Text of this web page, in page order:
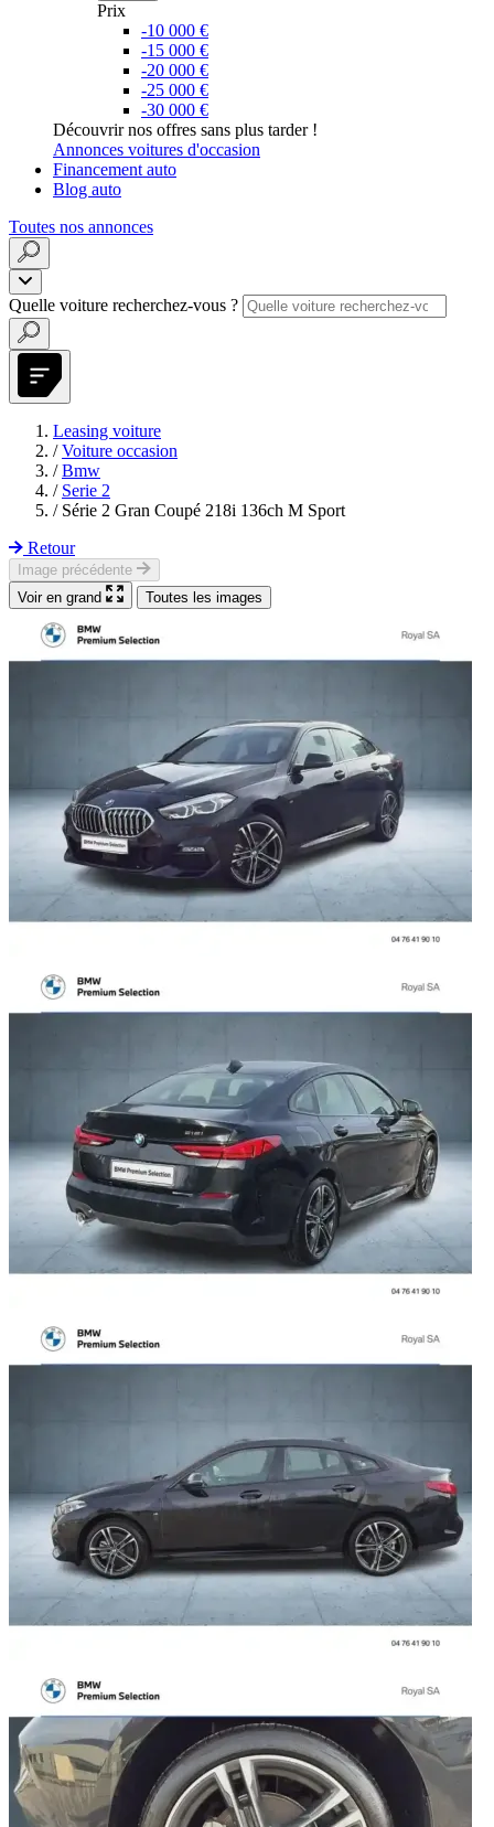
Prix
-10 000 €
-15 000 €
-20 000 €
-25 000 €
-30 000 €
Découvrir nos offres sans plus tarder !
Annonces voitures d'occasion
Financement auto
Blog auto
Toutes nos annonces
Quelle voiture recherchez-vous ?
Leasing voiture
/ Voiture occasion
/ Bmw
/ Serie 2
/ Série 2 Gran Coupé 218i 136ch M Sport
Retour
Image précédente
Voir en grand
Toutes les images